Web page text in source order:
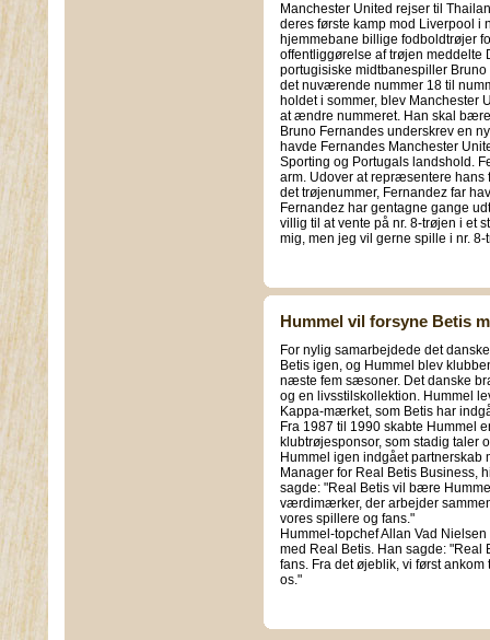
Manchester United rejser til
deres første kamp mod Liverpool
hjemmebane billige fodboldtrøjer
offentliggørelse af trøjen
portugisiske midtbanespiller
det nuværende nummer 18 til
holdet i sommer, blev Manchester
at ændre nummeret. Han skal
Bruno Fernandes underskrev en
havde Fernandes Manchester
Sporting og Portugals landshold.
arm. Udover at repræsentere hans
det trøjenummer, Fernandez far
Fernandez har gentagne gange
villig til at vente på nr. 8-trøjen i et
mig, men jeg vil gerne spille i nr.
Hummel vil forsyne Betis
For nylig samarbejdede det
Betis igen, og Hummel blev
næste fem sæsoner. Det danske
og en livsstilskollektion. Hummel
Kappa-mærket, som Betis har
Fra 1987 til 1990 skabte Hummel
klubtrøjesponsor, som stadig taler
Hummel igen indgået partnerskab
Manager for Real Betis Business,
sagde: "Real Betis vil bære
værdimærker, der arbejder
vores spillere og fans."
Hummel-topchef Allan Vad
med Real Betis. Han sagde: "Real
fans. Fra det øjeblik, vi først
os."